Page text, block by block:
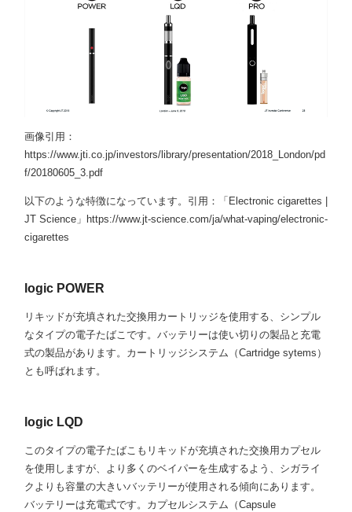
画像引用：
https://www.jti.co.jp/investors/library/presentation/2018_London/pd
f/20180605_3.pdf
以下のような特徴になっています。引用：「Electronic cigarettes |
JT Science」https://www.jt-science.com/ja/what-vaping/electronic-
cigarettes
logic POWER
リキッドが充填された交換用カートリッジを使用する、シンプル
なタイプの電子たばこです。バッテリーは使い切りの製品と充電
式の製品があります。カートリッジシステム（Cartridge sytems）
とも呼ばれます。
logic LQD
このタイプの電子たばこもリキッドが充填された交換用カプセル
を使用しますが、より多くのベイパーを生成するよう、シガライ
クよりも容量の大きいバッテリーが使用される傾向にあります。
バッテリーは充電式です。カプセルシステム（Capsule